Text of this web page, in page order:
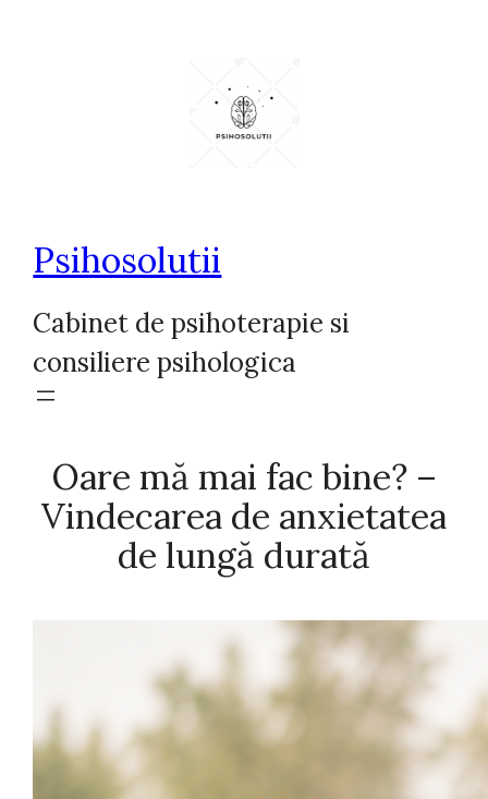
Psihosolutii
Cabinet de psihoterapie si
consiliere psihologica
Oare mă mai fac bine? –
Vindecarea de anxietatea
de lungă durată